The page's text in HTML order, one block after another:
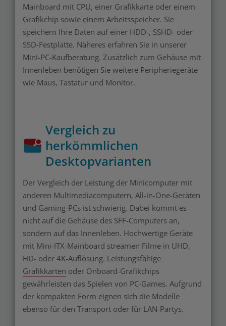
Mainboard mit CPU, einer Grafikkarte oder einem
Grafikchip sowie einem Arbeitsspeicher. Sie
speichern Ihre Daten auf einer HDD-, SSHD- oder
SSD-Festplatte. Näheres erfahren Sie in unserer
Mini-PC-Kaufberatung. Zusätzlich zum Gehäuse mit
Innenleben benötigen Sie weitere Peripheriegeräte
wie Maus, Tastatur und Monitor.
Vergleich zu
herkömmlichen
Desktopvarianten
Der Vergleich der Leistung der Minicomputer mit
anderen Multimediacomputern, All-in-One-Geräten
und Gaming-PCs ist schwierig. Dabei kommt es
nicht auf die Gehäuse des SFF-Computers an,
sondern auf das Innenleben. Hochwertige Geräte
mit Mini-ITX-Mainboard streamen Filme in UHD,
HD- oder 4K-Auflösung. Leistungsfähige
Grafikkarten oder Onboard-Grafikchips
gewährleisten das Spielen von PC-Games. Aufgrund
der kompakten Form eignen sich die Modelle
ebenso für den Transport oder für LAN-Partys.